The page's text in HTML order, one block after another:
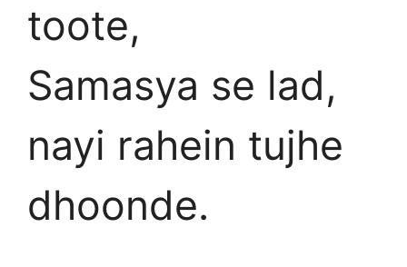
toote,
Samasya se lad,
nayi rahein tujhe
dhoonde.